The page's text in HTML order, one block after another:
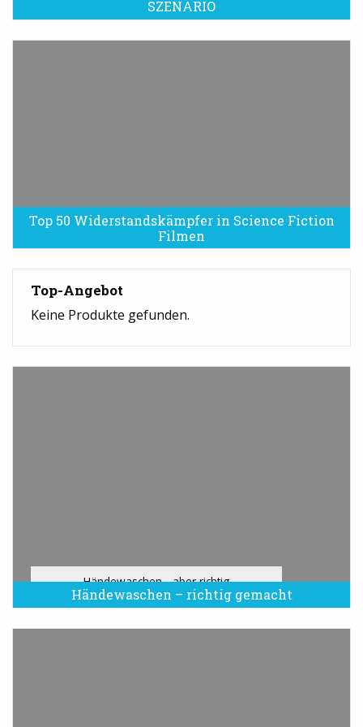
SZENARIO
Top 50 Widerstandskämpfer in Science Fiction
Filmen
Top-Angebot
Keine Produkte gefunden.
Händewaschen – richtig gemacht
Händewaschen - aber richtig